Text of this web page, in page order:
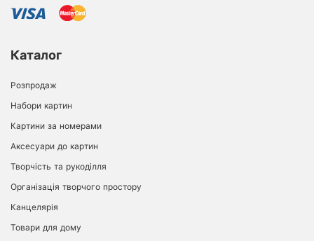
Каталог
Розпродаж
Набори картин
Картини за номерами
Аксесуари до картин
Творчість та рукоділля
Організація творчого простору
Канцелярія
Товари для дому